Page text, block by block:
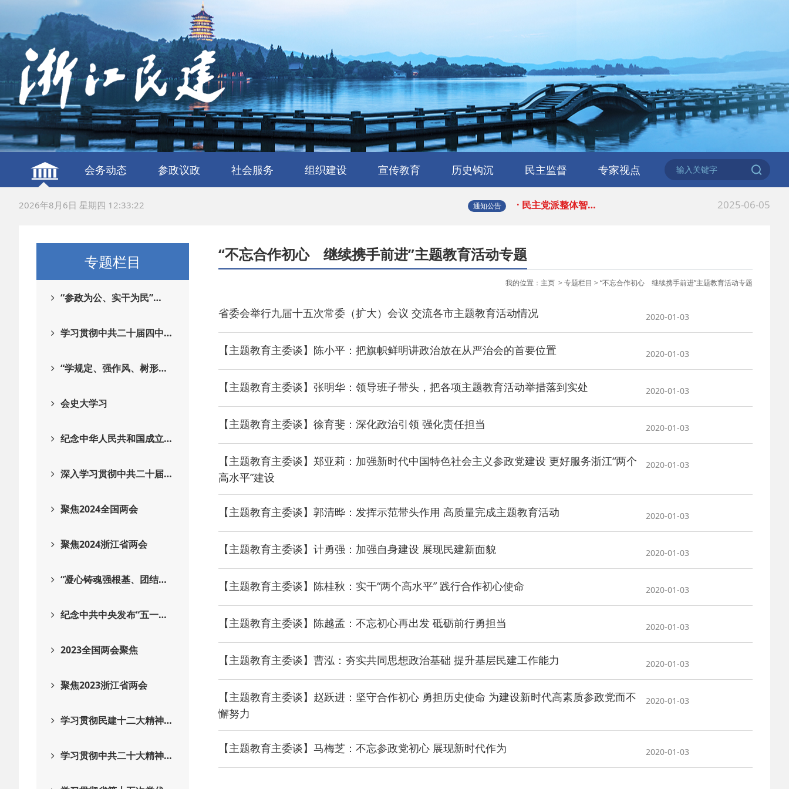
会务动态 参政议政 社会服务 组织建设 宣传教育 历史钩沉
浙江民建简史
人物传略
史海撷珠
浙江民建大事记
历史图库
民主监督 专家视点
2026年8月6日 星期四 12:33:23 通知公告
· 民建北仑六支部… 2026-06-18
· 中国民主建国会… 2026-02-25
· 中国民主建国会… 2025-08-28
· 民主党派整体智… 2025-06-05
· 中国民主建国会…
· 中国民主建国会…
· 民建北仑六支部…
· 民建省委会民主…
· 中国民主建国会…
专题栏目
“参政为公、实干为民”…
学习贯彻中共二十届四中…
“学规定、强作风、树形…
会史大学习
纪念中华人民共和国成立…
深入学习贯彻中共二十届…
聚焦2024全国两会
聚焦2024浙江省两会
“凝心铸魂强根基、团结…
纪念中共中央发布“五一…
2023全国两会聚焦
聚焦2023浙江省两会
学习贯彻民建十二大精神…
学习贯彻中共二十大精神…
“不忘合作初心 继续携手前进”主题教育活动专题
我的位置： 主页 > 专题栏目 > “不忘合作初心 继续携手前进”主题教育活动专题
省委会举行九届十五次常委（扩大）会议 交流各市主题教育活动情况 2020-01-03
【主题教育主委谈】陈小平：把旗帜鲜明讲政治放在从严治会的首要位置 2020-01-03
【主题教育主委谈】张明华：领导班子带头，把各项主题教育活动举措落到实处 2020-01-03
【主题教育主委谈】徐育斐：深化政治引领 强化责任担当 2020-01-03
【主题教育主委谈】郑亚莉：加强新时代中国特色社会主义参政党建设 更好服务浙江“两个
高水平”建设
2020-01-03
【主题教育主委谈】郭清晔：发挥示范带头作用 高质量完成主题教育活动 2020-01-03
【主题教育主委谈】计勇强：加强自身建设 展现民建新面貌 2020-01-03
【主题教育主委谈】陈桂秋：实干“两个高水平” 践行合作初心使命 2020-01-03
【主题教育主委谈】陈越孟：不忘初心再出发 砥砺前行勇担当 2020-01-03
【主题教育主委谈】曹泓：夯实共同思想政治基础 提升基层民建工作能力 2020-01-03
【主题教育主委谈】赵跃进：坚守合作初心 勇担历史使命 为建设新时代高素质参政党而不
懈努力
2020-01-03
【主题教育主委谈】马梅芝：不忘参政党初心 展现新时代作为 2020-01-03